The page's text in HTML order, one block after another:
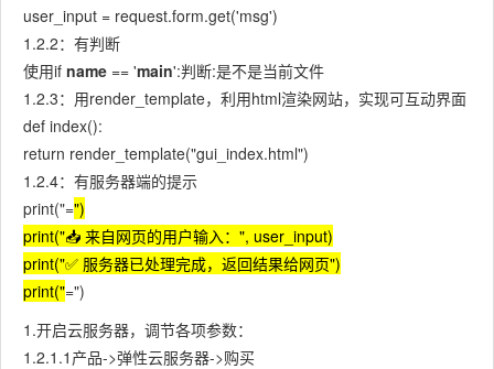
user_input = request.form.get('msg')
1.2.2：有判断
使用if name == 'main':判断:是不是当前文件
1.2.3：用render_template，利用html渲染网站，实现可互动界面
def index():
return render_template("gui_index.html")
1.2.4：有服务器端的提示
print("=")
print("📥 来自网页的用户输入：", user_input)
print("✅ 服务器已处理完成，返回结果给网页")
print("=")
1.开启云服务器，调节各项参数：
1.2.1.1产品->弹性云服务器->购买